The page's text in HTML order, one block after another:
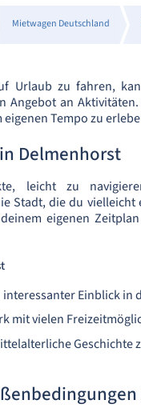
Mietwagen Deutschland
Urlaub zu fahren,
Angebot an
Tempo zu
Delmenhorst
leicht zu
Stadt, die du
eigenen
interessanter Einblick in
mit vielen
Geschichte